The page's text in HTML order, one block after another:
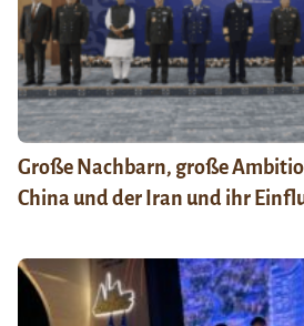
Große Nachbarn, große
China und der Iran und ihr